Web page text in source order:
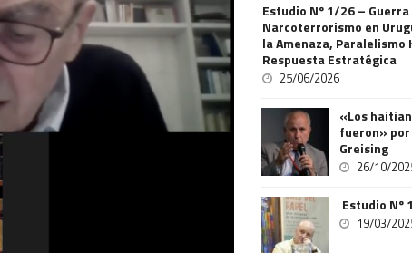
Estudio Nº 1/26 –
Narcoterrorismo en
la Amenaza, Paralelismo
Respuesta Estratégica
25/06/2026
«Los
fueron» por
Greising
26/10/
Estudio Nº
19/03/